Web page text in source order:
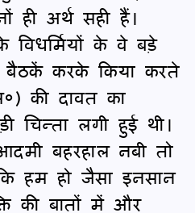
ही अर्थ सही हैं।
विधर्मियों के वे बड़े
करके किया करते
की दावत का
चिन्ता लगी हुई थी।
बहरहाल नबी तो
हम हो जैसा इनसान
की बातों में और